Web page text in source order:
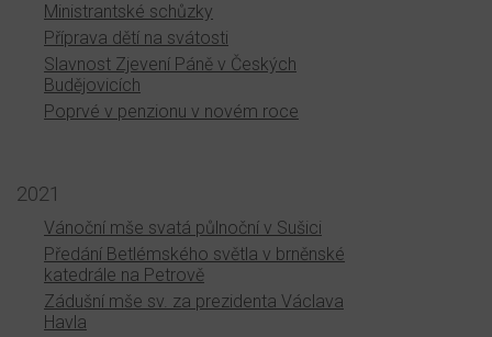
Ministrantské schůzky
Příprava dětí na svátosti
Slavnost Zjevení Páně v Českých
Budějovicích
Poprvé v penzionu v novém roce
2021
Vánoční mše svatá půlnoční v Sušici
Předání Betlémského světla v brněnské
katedrále na Petrově
Zádušní mše sv. za prezidenta Václava
Havla